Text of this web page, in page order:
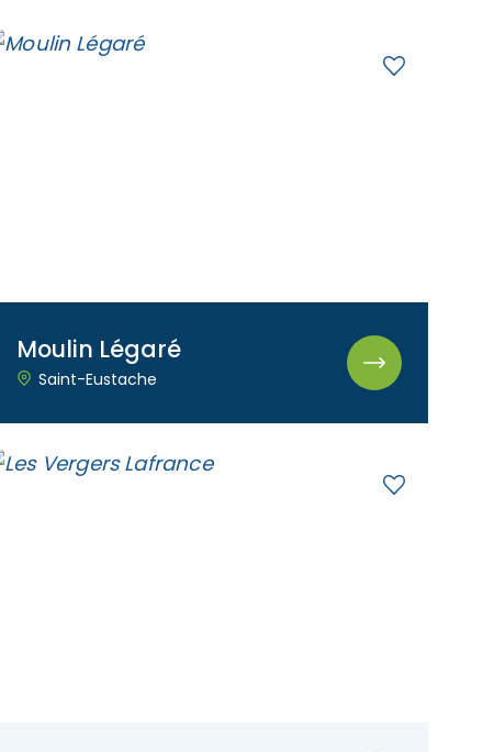
Moulin Légaré
Saint-Eustache